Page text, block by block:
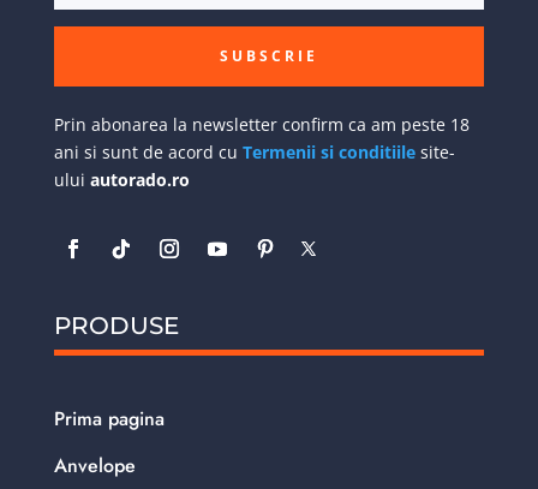
SUBSCRIE
Prin abonarea la newsletter confirm ca am peste 18
ani si sunt de acord cu Termenii si conditiilesite-
ului autorado.ro
PRODUSE
Prima pagina
Anvelope